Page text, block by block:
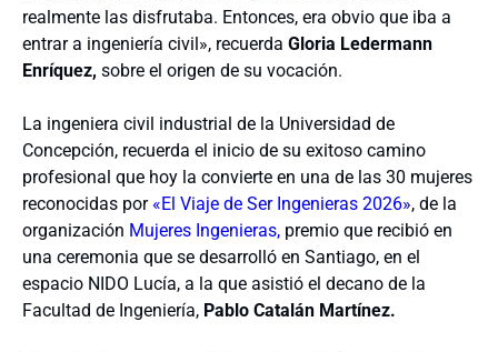
realmente las disfrutaba. Entonces, era obvio que iba a
entrar a ingeniería civil», recuerda Gloria Ledermann
Enríquez, sobre el origen de su vocación.
La ingeniera civil industrial de la Universidad de
Concepción, recuerda el inicio de su exitoso camino
profesional que hoy la convierte en una de las 30 mujeres
reconocidas por «El Viaje de Ser Ingenieras 2026», de la
organización Mujeres Ingenieras, premio que recibió en
una ceremonia que se desarrolló en Santiago, en el
espacio NIDO Lucía, a la que asistió el decano de la
Facultad de Ingeniería, Pablo Catalán Martínez.